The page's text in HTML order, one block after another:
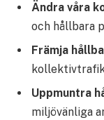
Ändra våra
och hållbara
Främja
Uppmuntra
miljövänliga